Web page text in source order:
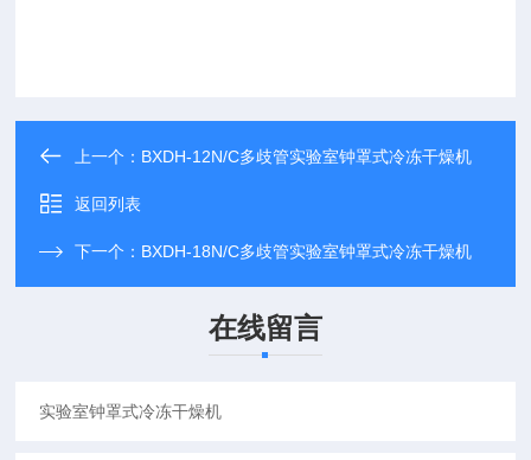
上一个： BXDH-12N/C多歧管实验室钟罩式冷冻干燥机
返回列表
下一个： BXDH-18N/C多歧管实验室钟罩式冷冻干燥机
在线留言